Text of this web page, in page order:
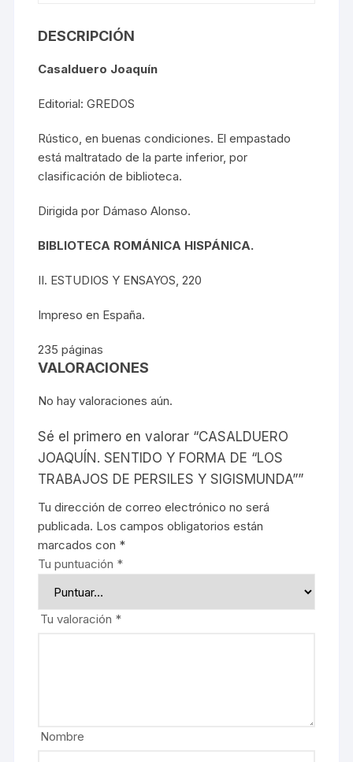
DESCRIPCIÓN
Casalduero Joaquín
Editorial: GREDOS
Rústico, en buenas condiciones. El empastado
está maltratado de la parte inferior, por
clasificación de biblioteca.
Dirigida por Dámaso Alonso.
BIBLIOTECA ROMÁNICA HISPÁNICA.
II. ESTUDIOS Y ENSAYOS, 220
Impreso en España.
235 páginas
VALORACIONES
No hay valoraciones aún.
Sé el primero en valorar “CASALDUERO
JOAQUÍN. SENTIDO Y FORMA DE “LOS
TRABAJOS DE PERSILES Y SIGISMUNDA””
Tu dirección de correo electrónico no será
publicada. Los campos obligatorios están
marcados con *
Tu puntuación *
Tu valoración *
Nombre